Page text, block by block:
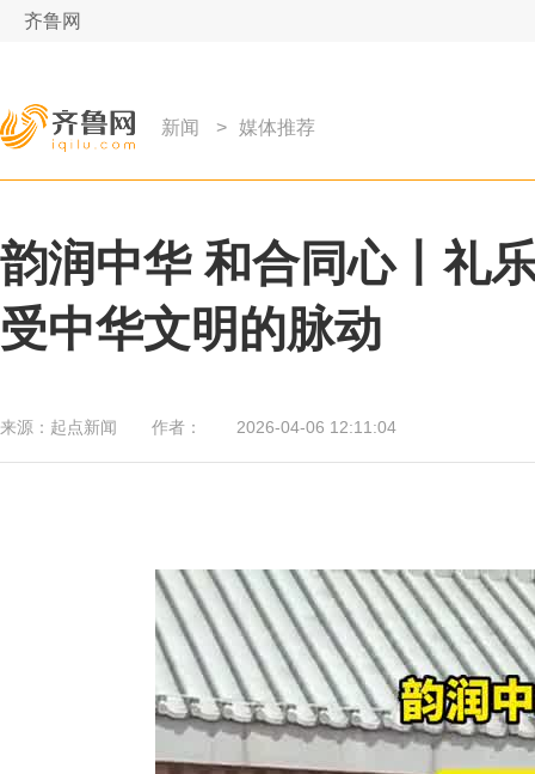
齐鲁网
新闻 > 媒体推荐
韵润中华 和合同心丨礼
受中华文明的脉动
来源： 起点新闻 作者： 2026-04-06 12:11:04